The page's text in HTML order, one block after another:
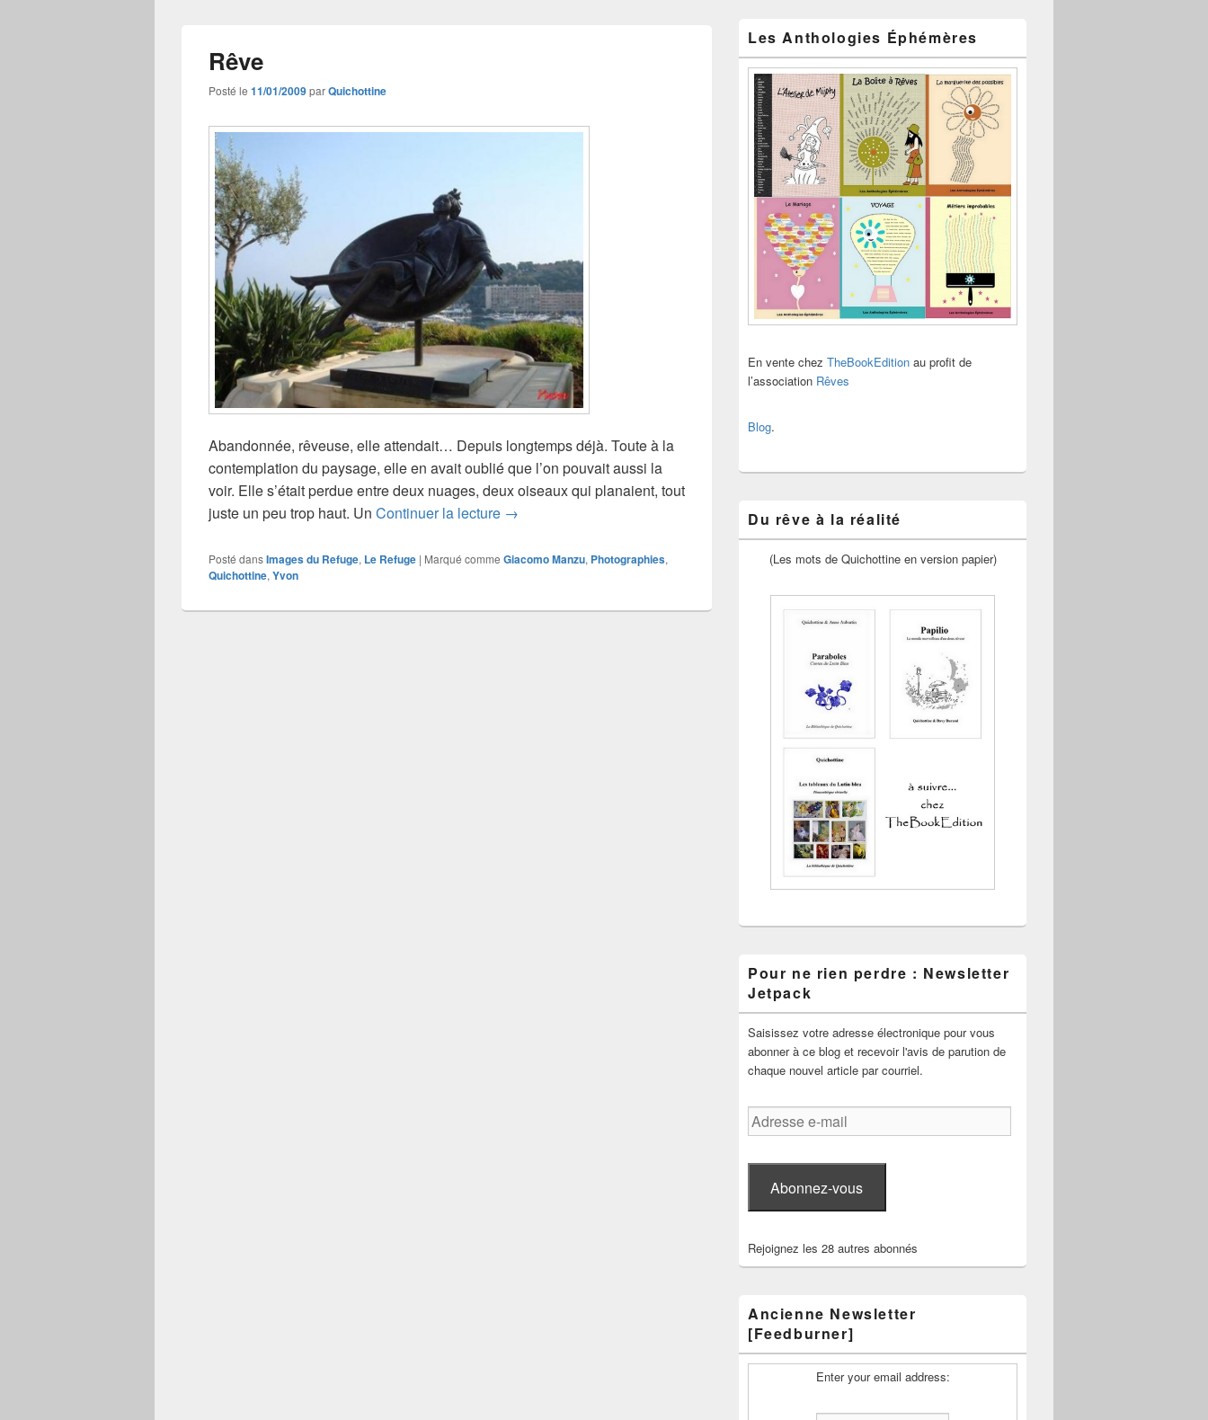
Rêve
Posté le 11/01/2009parQuichottine
Abandonnée, rêveuse, elle attendait… Depuis longtemps déjà. Toute à la
contemplation du paysage, elle en avait oublié que l’on pouvait aussi la
voir. Elle s’était perdue entre deux nuages, deux oiseaux qui planaient, tout
juste un peu trop haut. Un Continuer la lecture Rêve
→
Posté dansImages du Refuge, Le Refuge | Marqué comme Giacomo Manzu, Photographies,
Quichottine, Yvon
Les Anthologies Éphémères
En vente chez TheBookEdition au profit de
l’association Rêves
Blog.
Du rêve à la réalité
(Les mots de Quichottine en version papier)
Pour ne rien perdre : Newsletter
Jetpack
Saisissez votre adresse électronique pour vous
abonner à ce blog et recevoir l'avis de parution de
chaque nouvel article par courriel.
Adresse
e-
Abonnez-vous
Rejoignez les 28 autres abonnés
Ancienne Newsletter
[Feedburner]
Enter your email address: